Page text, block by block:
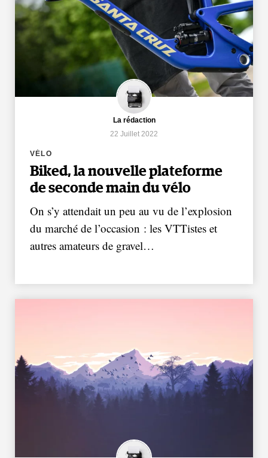
La rédaction
22 Juillet 2022
VÉLO
Biked, la nouvelle plateforme
de seconde main du vélo
On s’y attendait un peu au vu de l’explosion
du marché de l’occasion : les VTTistes et
autres amateurs de gravel…